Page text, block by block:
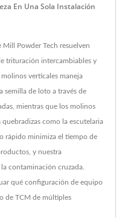
En Una Sola Instalación
Mill Powder Tech resuelven
trituración intercambiables y
verticales maneja
semilla de loto a través de
mientras que los molinos
como la escutelaria
rápido minimiza el tiempo de
y nuestra
contaminación cruzada.
qué configuración de equipo
de TCM de múltiples